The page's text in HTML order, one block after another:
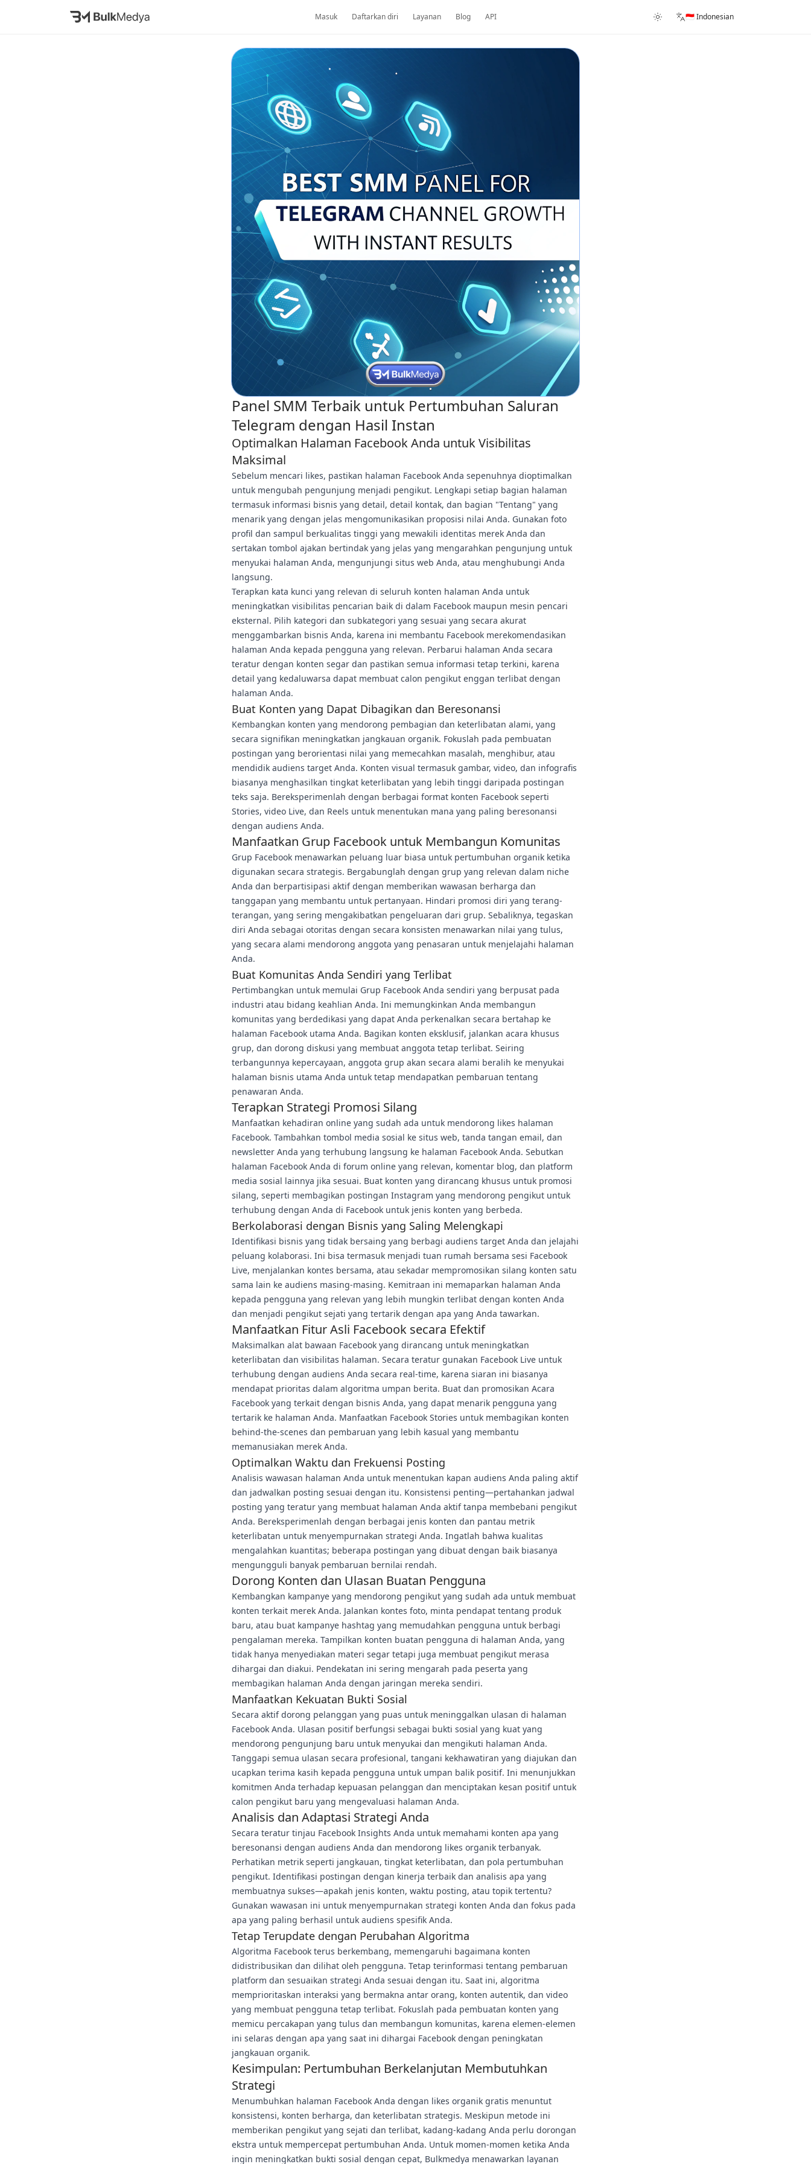
Masuk Daftarkan diri Layanan Blog API 🇮🇩 Indonesian
Panel SMM Terbaik untuk Pertumbuhan Saluran
Telegram dengan Hasil Instan
Optimalkan Halaman Facebook Anda untuk Visibilitas
Maksimal
Sebelum mencari likes, pastikan halaman Facebook Anda sepenuhnya dioptimalkan
untuk mengubah pengunjung menjadi pengikut. Lengkapi setiap bagian halaman
termasuk informasi bisnis yang detail, detail kontak, dan bagian "Tentang" yang
menarik yang dengan jelas mengomunikasikan proposisi nilai Anda. Gunakan foto
profil dan sampul berkualitas tinggi yang mewakili identitas merek Anda dan
sertakan tombol ajakan bertindak yang jelas yang mengarahkan pengunjung untuk
menyukai halaman Anda, mengunjungi situs web Anda, atau menghubungi Anda
langsung.
Terapkan kata kunci yang relevan di seluruh konten halaman Anda untuk
meningkatkan visibilitas pencarian baik di dalam Facebook maupun mesin pencari
eksternal. Pilih kategori dan subkategori yang sesuai yang secara akurat
menggambarkan bisnis Anda, karena ini membantu Facebook merekomendasikan
halaman Anda kepada pengguna yang relevan. Perbarui halaman Anda secara
teratur dengan konten segar dan pastikan semua informasi tetap terkini, karena
detail yang kedaluwarsa dapat membuat calon pengikut enggan terlibat dengan
halaman Anda.
Buat Konten yang Dapat Dibagikan dan Beresonansi
Kembangkan konten yang mendorong pembagian dan keterlibatan alami, yang
secara signifikan meningkatkan jangkauan organik. Fokuslah pada pembuatan
postingan yang berorientasi nilai yang memecahkan masalah, menghibur, atau
mendidik audiens target Anda. Konten visual termasuk gambar, video, dan infografis
biasanya menghasilkan tingkat keterlibatan yang lebih tinggi daripada postingan
teks saja. Bereksperimenlah dengan berbagai format konten Facebook seperti
Stories, video Live, dan Reels untuk menentukan mana yang paling beresonansi
dengan audiens Anda.
Manfaatkan Grup Facebook untuk Membangun Komunitas
Grup Facebook menawarkan peluang luar biasa untuk pertumbuhan organik ketika
digunakan secara strategis. Bergabunglah dengan grup yang relevan dalam niche
Anda dan berpartisipasi aktif dengan memberikan wawasan berharga dan
tanggapan yang membantu untuk pertanyaan. Hindari promosi diri yang terang-
terangan, yang sering mengakibatkan pengeluaran dari grup. Sebaliknya, tegaskan
diri Anda sebagai otoritas dengan secara konsisten menawarkan nilai yang tulus,
yang secara alami mendorong anggota yang penasaran untuk menjelajahi halaman
Anda.
Buat Komunitas Anda Sendiri yang Terlibat
Pertimbangkan untuk memulai Grup Facebook Anda sendiri yang berpusat pada
industri atau bidang keahlian Anda. Ini memungkinkan Anda membangun
komunitas yang berdedikasi yang dapat Anda perkenalkan secara bertahap ke
halaman Facebook utama Anda. Bagikan konten eksklusif, jalankan acara khusus
grup, dan dorong diskusi yang membuat anggota tetap terlibat. Seiring
terbangunnya kepercayaan, anggota grup akan secara alami beralih ke menyukai
halaman bisnis utama Anda untuk tetap mendapatkan pembaruan tentang
penawaran Anda.
Terapkan Strategi Promosi Silang
Manfaatkan kehadiran online yang sudah ada untuk mendorong likes halaman
Facebook. Tambahkan tombol media sosial ke situs web, tanda tangan email, dan
newsletter Anda yang terhubung langsung ke halaman Facebook Anda. Sebutkan
halaman Facebook Anda di forum online yang relevan, komentar blog, dan platform
media sosial lainnya jika sesuai. Buat konten yang dirancang khusus untuk promosi
silang, seperti membagikan postingan Instagram yang mendorong pengikut untuk
terhubung dengan Anda di Facebook untuk jenis konten yang berbeda.
Berkolaborasi dengan Bisnis yang Saling Melengkapi
Identifikasi bisnis yang tidak bersaing yang berbagi audiens target Anda dan jelajahi
peluang kolaborasi. Ini bisa termasuk menjadi tuan rumah bersama sesi Facebook
Live, menjalankan kontes bersama, atau sekadar mempromosikan silang konten satu
sama lain ke audiens masing-masing. Kemitraan ini memaparkan halaman Anda
kepada pengguna yang relevan yang lebih mungkin terlibat dengan konten Anda
dan menjadi pengikut sejati yang tertarik dengan apa yang Anda tawarkan.
Manfaatkan Fitur Asli Facebook secara Efektif
Maksimalkan alat bawaan Facebook yang dirancang untuk meningkatkan
keterlibatan dan visibilitas halaman. Secara teratur gunakan Facebook Live untuk
terhubung dengan audiens Anda secara real-time, karena siaran ini biasanya
mendapat prioritas dalam algoritma umpan berita. Buat dan promosikan Acara
Facebook yang terkait dengan bisnis Anda, yang dapat menarik pengguna yang
tertarik ke halaman Anda. Manfaatkan Facebook Stories untuk membagikan konten
behind-the-scenes dan pembaruan yang lebih kasual yang membantu
memanusiakan merek Anda.
Optimalkan Waktu dan Frekuensi Posting
Analisis wawasan halaman Anda untuk menentukan kapan audiens Anda paling aktif
dan jadwalkan posting sesuai dengan itu. Konsistensi penting—pertahankan jadwal
posting yang teratur yang membuat halaman Anda aktif tanpa membebani pengikut
Anda. Bereksperimenlah dengan berbagai jenis konten dan pantau metrik
keterlibatan untuk menyempurnakan strategi Anda. Ingatlah bahwa kualitas
mengalahkan kuantitas; beberapa postingan yang dibuat dengan baik biasanya
mengungguli banyak pembaruan bernilai rendah.
Dorong Konten dan Ulasan Buatan Pengguna
Kembangkan kampanye yang mendorong pengikut yang sudah ada untuk membuat
konten terkait merek Anda. Jalankan kontes foto, minta pendapat tentang produk
baru, atau buat kampanye hashtag yang memudahkan pengguna untuk berbagi
pengalaman mereka. Tampilkan konten buatan pengguna di halaman Anda, yang
tidak hanya menyediakan materi segar tetapi juga membuat pengikut merasa
dihargai dan diakui. Pendekatan ini sering mengarah pada peserta yang
membagikan halaman Anda dengan jaringan mereka sendiri.
Manfaatkan Kekuatan Bukti Sosial
Secara aktif dorong pelanggan yang puas untuk meninggalkan ulasan di halaman
Facebook Anda. Ulasan positif berfungsi sebagai bukti sosial yang kuat yang
mendorong pengunjung baru untuk menyukai dan mengikuti halaman Anda.
Tanggapi semua ulasan secara profesional, tangani kekhawatiran yang diajukan dan
ucapkan terima kasih kepada pengguna untuk umpan balik positif. Ini menunjukkan
komitmen Anda terhadap kepuasan pelanggan dan menciptakan kesan positif untuk
calon pengikut baru yang mengevaluasi halaman Anda.
Analisis dan Adaptasi Strategi Anda
Secara teratur tinjau Facebook Insights Anda untuk memahami konten apa yang
beresonansi dengan audiens Anda dan mendorong likes organik terbanyak.
Perhatikan metrik seperti jangkauan, tingkat keterlibatan, dan pola pertumbuhan
pengikut. Identifikasi postingan dengan kinerja terbaik dan analisis apa yang
membuatnya sukses—apakah jenis konten, waktu posting, atau topik tertentu?
Gunakan wawasan ini untuk menyempurnakan strategi konten Anda dan fokus pada
apa yang paling berhasil untuk audiens spesifik Anda.
Tetap Terupdate dengan Perubahan Algoritma
Algoritma Facebook terus berkembang, memengaruhi bagaimana konten
didistribusikan dan dilihat oleh pengguna. Tetap terinformasi tentang pembaruan
platform dan sesuaikan strategi Anda sesuai dengan itu. Saat ini, algoritma
memprioritaskan interaksi yang bermakna antar orang, konten autentik, dan video
yang membuat pengguna tetap terlibat. Fokuslah pada pembuatan konten yang
memicu percakapan yang tulus dan membangun komunitas, karena elemen-elemen
ini selaras dengan apa yang saat ini dihargai Facebook dengan peningkatan
jangkauan organik.
Kesimpulan: Pertumbuhan Berkelanjutan Membutuhkan
Strategi
Menumbuhkan halaman Facebook Anda dengan likes organik gratis menuntut
konsistensi, konten berharga, dan keterlibatan strategis. Meskipun metode ini
memberikan pengikut yang sejati dan terlibat, kadang-kadang Anda perlu dorongan
ekstra untuk mempercepat pertumbuhan Anda. Untuk momen-momen ketika Anda
ingin meningkatkan bukti sosial dengan cepat, Bulkmedya menawarkan layanan